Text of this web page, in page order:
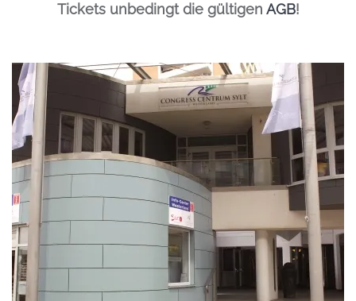
Tickets unbedingt die gültigen AGB!